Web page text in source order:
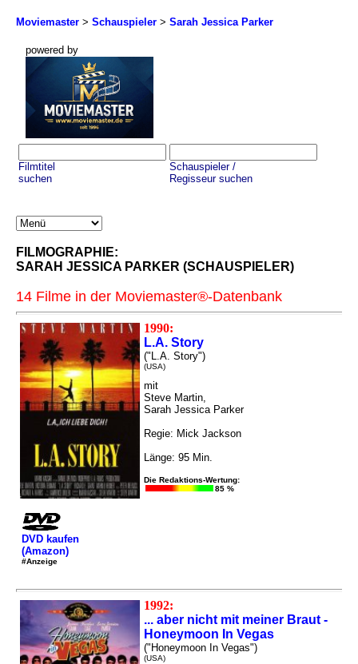
Moviemaster > Schauspieler > Sarah Jessica Parker
powered by
Filmtitel
suchen
Schauspieler /
Regisseur suchen
FILMOGRAPHIE:
SARAH JESSICA PARKER (SCHAUSPIELER)
14 Filme in der Moviemaster®-Datenbank
1990:
L.A. Story
("L.A. Story")
(USA)
mit
Steve Martin,
Sarah Jessica Parker
Regie: Mick Jackson
Länge: 95 Min.
Die Redaktions-Wertung:
85 %
DVD kaufen
(Amazon)
#Anzeige
1992:
... aber nicht mit meiner Braut -
Honeymoon In Vegas
("Honeymoon In Vegas")
(USA)